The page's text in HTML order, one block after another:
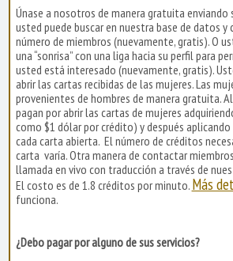
Únase a nosotros de manera gratuita enviando
usted puede buscar en nuestra base de datos
número de miembros (nuevamente, gratis). O
una “sonrisa” con una liga hacia su perfil para
usted está interesado (nuevamente, gratis).
abrir las cartas recibidas de las mujeres. Las
provenientes de hombres de manera gratuita.
pagan por abrir las cartas de mujeres
como $1 dólar por crédito) y después
cada carta abierta. El número de créditos
carta varía. Otra manera de contactar
llamada en vivo con traducción a través de
El costo es de 1.8 créditos por minuto. Más
funciona.
¿Debo pagar por alguno de sus servicios?